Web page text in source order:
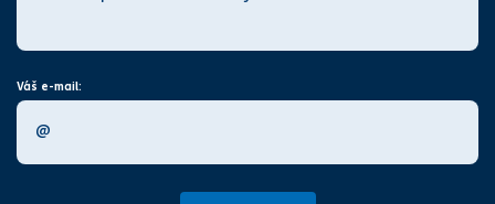
Váš e-mail: